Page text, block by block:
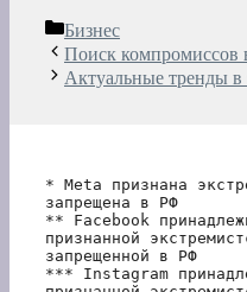
Рубрики
Бизнес
Поиск компромиссов
Актуальные тренды
* Meta признана
запрещена в РФ
** Facebook
признанной
запрещенной в РФ
*** Instagram